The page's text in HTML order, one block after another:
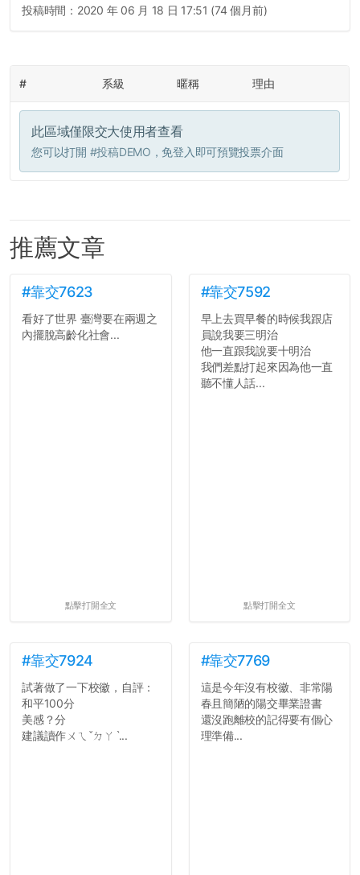
投稿時間： 2020 年 06 月 18 日 17:51 (74 個月前)
# 系級 暱稱 理由
此區域僅限交大使用者查看
您可以打開 #投稿DEMO ，免登入即可預覽投票介面
推薦文章
#靠交7623
看好了世界 臺灣要在兩週之
內擺脫高齡化社會...
點擊打開全文
#靠交7592
早上去買早餐的時候我跟店
員說我要三明治
他一直跟我說要十明治
我們差點打起來因為他一直
聽不懂人話...
點擊打開全文
#靠交7924
試著做了一下校徽，自評：
和平100分
美感？分
建議讀作ㄨㄟˇㄉㄚˋ...
#靠交7769
這是今年沒有校徽、非常陽
春且簡陋的陽交畢業證書
還沒跑離校的記得要有個心
理準備...